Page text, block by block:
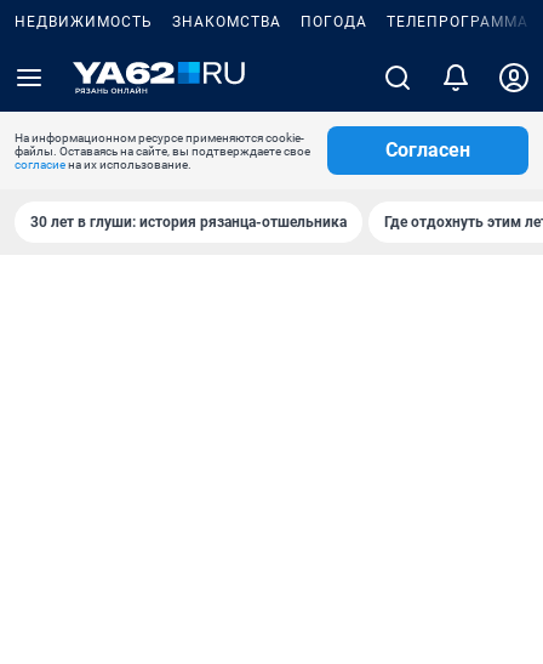
НЕДВИЖИМОСТЬ ЗНАКОМСТВА ПОГОДА ТЕЛЕПРОГРАММА
На информационном ресурсе применяются cookie-
файлы. Оставаясь на сайте, вы подтверждаете свое
согласиена их использование.
Согласен
30 лет в глуши: история рязанца-отшельника Где отдохнуть этим